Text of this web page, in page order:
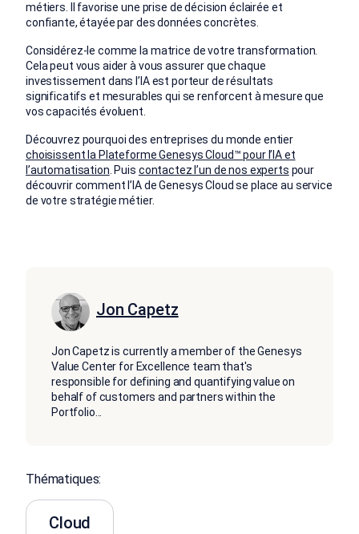
métiers. Il favorise une prise de décision éclairée et
confiante, étayée par des données concrètes.
Considérez-le comme la matrice de votre transformation.
Cela peut vous aider à vous assurer que chaque
investissement dans l’IA est porteur de résultats
significatifs et mesurables qui se renforcent à mesure que
vos capacités évoluent.
Découvrez pourquoi des entreprises du monde entier
choisissent la Plateforme Genesys Cloud™ pour l’IA et
l’automatisation. Puis contactez l’un de nos experts pour
découvrir comment l’IA de Genesys Cloud se place au service
de votre stratégie métier.
Jon Capetz
Jon Capetz is currently a member of the Genesys
Value Center for Excellence team that's
responsible for defining and quantifying value on
behalf of customers and partners within the
Portfolio...
Thématiques:
Cloud